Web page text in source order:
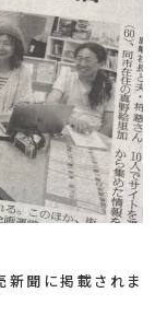
聞に掲載されま